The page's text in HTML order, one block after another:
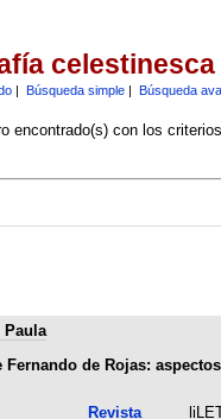
celestinesca
| Búsqueda simple| Búsqueda
encontrado(s) con los
Paula
Fernando de Rojas:
Revista